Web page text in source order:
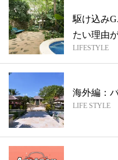
駆け込み
たい理由
LIFESTYLE
海外編：
LIFE STYLE